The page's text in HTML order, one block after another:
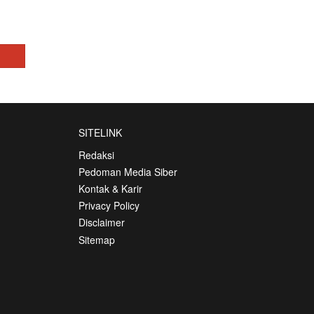
SITELINK
Redaksi
Pedoman Media Siber
Kontak & Karir
Privacy Policy
Disclaimer
Sitemap